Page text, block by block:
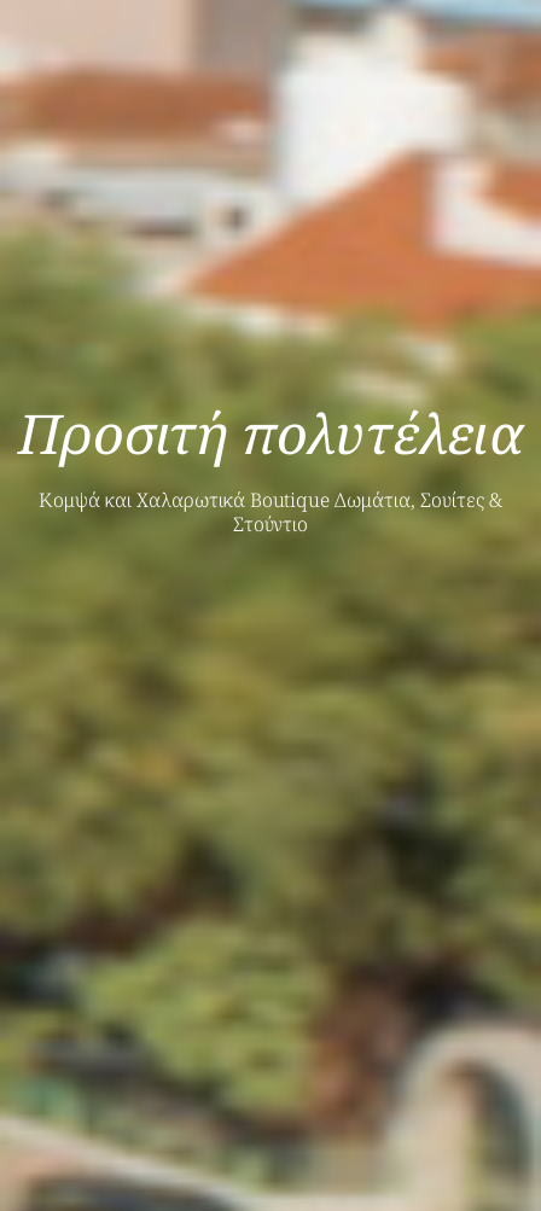
Προσιτή πολυτέλεια
Κομψά και Χαλαρωτικά Boutique Δωμάτια, Σουίτες &
Στούντιο